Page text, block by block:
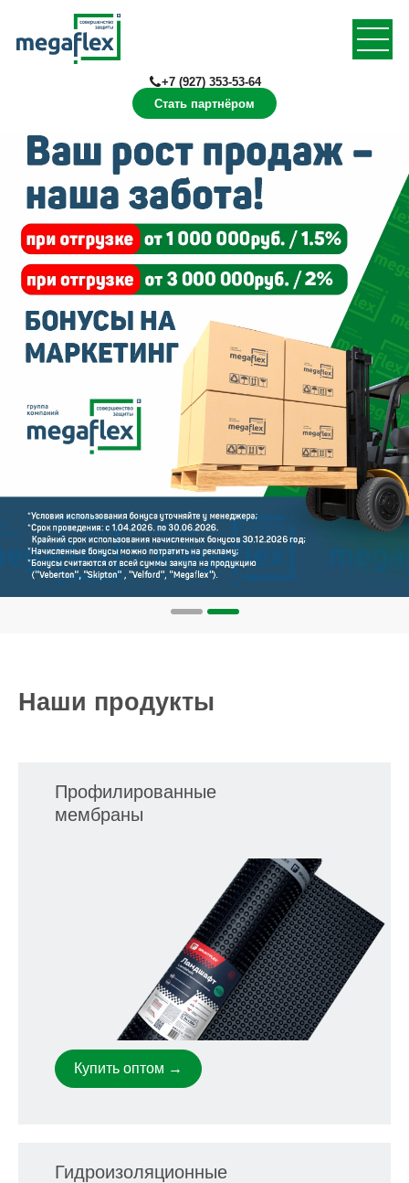
Стать партнёром
+7 (927) 353-53-64
Наши продукты
Профилированные
мембраны
Купить оптом →
Гидроизоляционные